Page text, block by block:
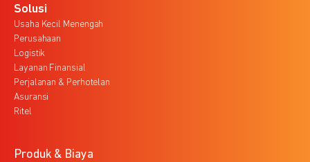
Solusi
Usaha Kecil Menengah
Perusahaan
Logistik
Layanan Finansial
Perjalanan & Perhotelan
Asuransi
Ritel
Produk & Biaya